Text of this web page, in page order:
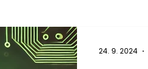
24. 9. 2024